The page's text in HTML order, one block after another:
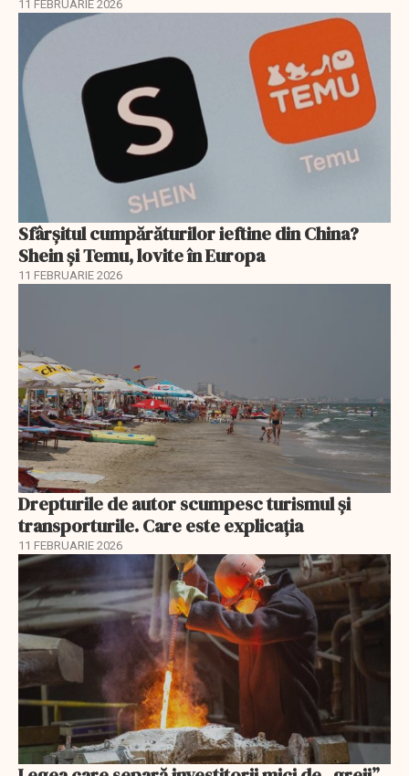
11 FEBRUARIE 2026
Sfârșitul cumpărăturilor ieftine din China?
Shein și Temu, lovite în Europa
11 FEBRUARIE 2026
Drepturile de autor scumpesc turismul și
transporturile. Care este explicația
11 FEBRUARIE 2026